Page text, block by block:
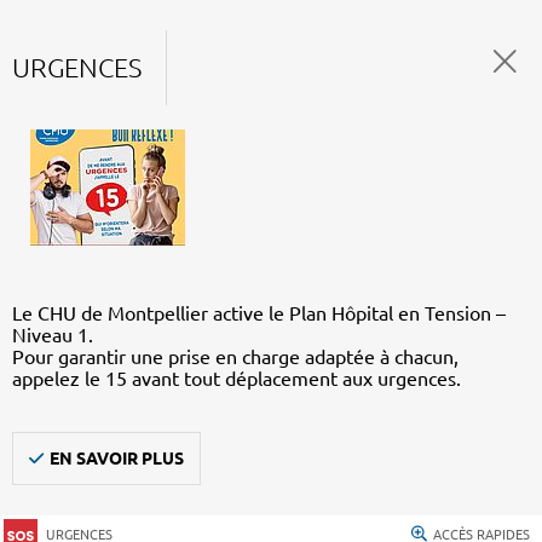
URGENCES
Le CHU de Montpellier active le Plan Hôpital en Tension –
Niveau 1.
Pour garantir une prise en charge adaptée à chacun,
appelez le 15 avant tout déplacement aux urgences.
EN SAVOIR PLUS
URGENCES ACCÈS RAPIDES